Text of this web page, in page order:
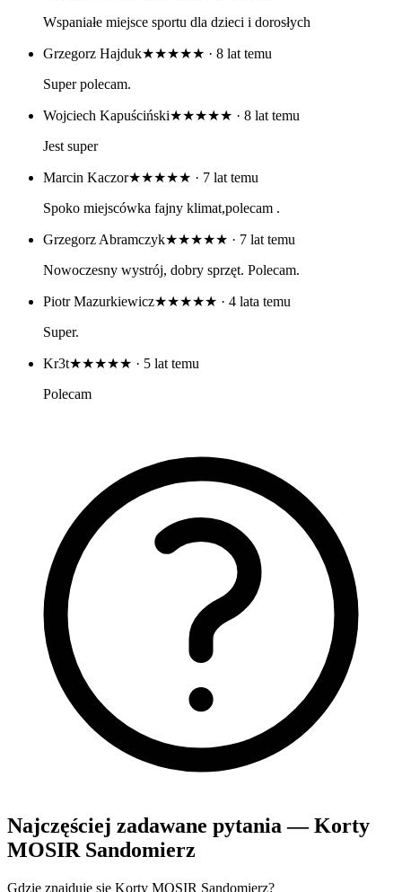
Wspaniałe miejsce sportu dla dzieci i dorosłych
Grzegorz Hajduk★★★★★ · 8 lat temu
Super polecam.
Wojciech Kapuściński★★★★★ · 8 lat temu
Jest super
Marcin Kaczor★★★★★ · 7 lat temu
Spoko miejscówka fajny klimat,polecam .
Grzegorz Abramczyk★★★★★ · 7 lat temu
Nowoczesny wystrój, dobry sprzęt. Polecam.
Piotr Mazurkiewicz★★★★★ · 4 lata temu
Super.
Kr3t★★★★★ · 5 lat temu
Polecam
Najczęściej zadawane pytania — Korty
MOSIR Sandomierz
Gdzie znajduje się Korty MOSIR Sandomierz?